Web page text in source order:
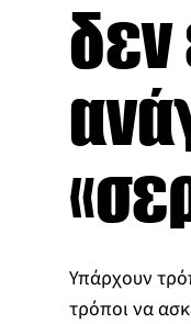
δεν
Υπάρχουν
τρόποι να